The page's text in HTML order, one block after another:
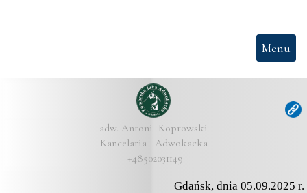
Menu
adw. Antoni  Koprowski
Kancelaria   Adwokacka
+48502031149
Gdańsk, dnia 05.09.2025 r.